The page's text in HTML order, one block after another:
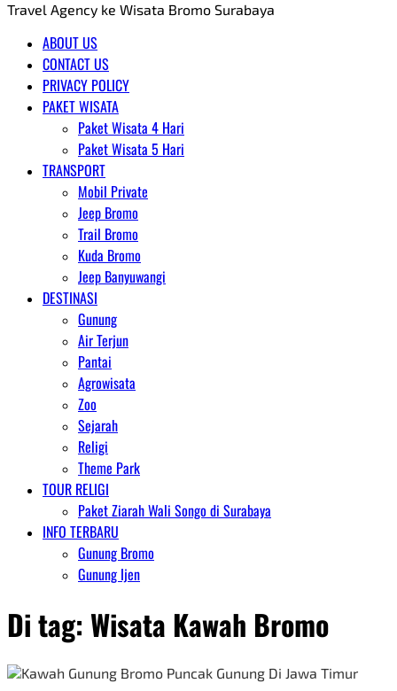
Travel Agency ke Wisata Bromo Surabaya
ABOUT US
CONTACT US
PRIVACY POLICY
PAKET WISATA
Paket Wisata 4 Hari
Paket Wisata 5 Hari
TRANSPORT
Mobil Private
Jeep Bromo
Trail Bromo
Kuda Bromo
Jeep Banyuwangi
DESTINASI
Gunung
Air Terjun
Pantai
Agrowisata
Zoo
Sejarah
Religi
Theme Park
TOUR RELIGI
Paket Ziarah Wali Songo di Surabaya
INFO TERBARU
Gunung Bromo
Gunung Ijen
Di tag: Wisata Kawah Bromo